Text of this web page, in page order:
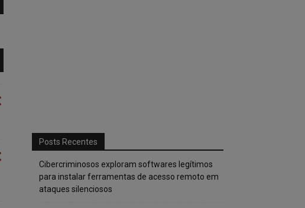
Posts Recentes
Cibercriminosos exploram softwares legítimos
para instalar ferramentas de acesso remoto em
ataques silenciosos